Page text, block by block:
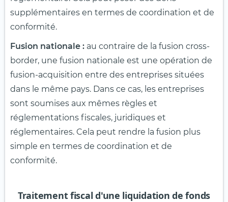
supplémentaires en termes de coordination et de
conformité.
Fusion nationale : au contraire de la fusion cross-
border, une fusion nationale est une opération de
fusion-acquisition entre des entreprises situées
dans le même pays. Dans ce cas, les entreprises
sont soumises aux mêmes règles et
réglementations fiscales, juridiques et
réglementaires. Cela peut rendre la fusion plus
simple en termes de coordination et de
conformité.
Traitement fiscal d'une liquidation de fonds